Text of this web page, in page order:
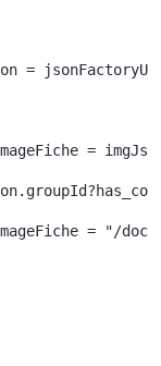
=
<#assign imageFiche =
<#assign